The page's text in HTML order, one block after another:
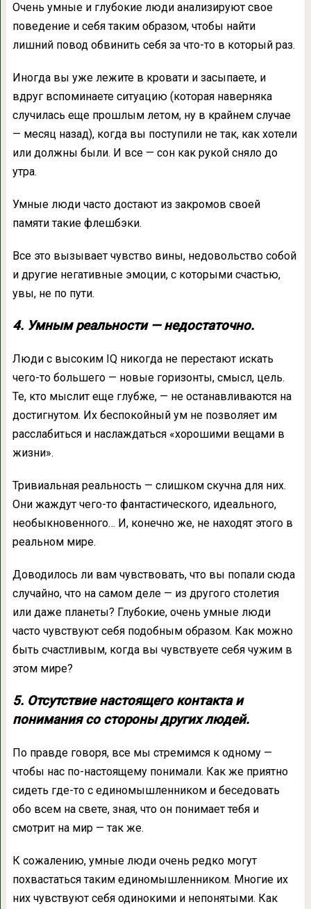
Очень умные и глубокие люди анализируют свое
поведение и себя таким образом, чтобы найти
лишний повод обвинить себя за что-то в который раз.
Иногда вы уже лежите в кровати и засыпаете, и
вдруг вспоминаете ситуацию (которая наверняка
случилась еще прошлым летом, ну в крайнем случае
— месяц назад), когда вы поступили не так, как хотели
или должны были. И все — сон как рукой сняло до
утра.
Умные люди часто достают из закромов своей
памяти такие флешбэки.
Все это вызывает чувство вины, недовольство собой
и другие негативные эмоции, с которыми счастью,
увы, не по пути.
4. Умным реальности — недостаточно.
Люди с высоким IQ никогда не перестают искать
чего-то большего — новые горизонты, смысл, цель.
Те, кто мыслит еще глубже, — не останавливаются на
достигнутом. Их беспокойный ум не позволяет им
расслабиться и наслаждаться «хорошими вещами в
жизни».
Тривиальная реальность — слишком скучна для них.
Они жаждут чего-то фантастического, идеального,
необыкновенного… И, конечно же, не находят этого в
реальном мире.
Доводилось ли вам чувствовать, что вы попали сюда
случайно, что на самом деле — из другого столетия
или даже планеты? Глубокие, очень умные люди
часто чувствуют себя подобным образом. Как можно
быть счастливым, когда вы чувствуете себя чужим в
этом мире?
5. Отсутствие настоящего контакта и
понимания со стороны других людей.
По правде говоря, все мы стремимся к одному —
чтобы нас по-настоящему понимали. Как же приятно
сидеть где-то с единомышленником и беседовать
обо всем на свете, зная, что он понимает тебя и
смотрит на мир — так же.
К сожалению, умные люди очень редко могут
похвастаться таким единомышленником. Многие их
них чувствуют себя одинокими и непонятыми. Как